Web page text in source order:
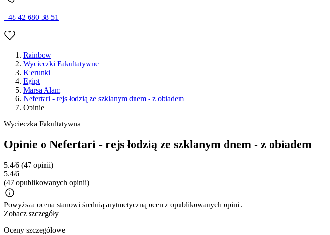
+48 42 680 38 51
Rainbow
Wycieczki Fakultatywne
Kierunki
Egipt
Marsa Alam
Nefertari - rejs łodzią ze szklanym dnem - z obiadem
Opinie
Wycieczka Fakultatywna
Opinie o Nefertari - rejs łodzią ze szklanym dnem - z obiadem
5.4/6 (47 opinii)
5.4/6
(47 opublikowanych opinii)
Powyższa ocena stanowi średnią arytmetyczną ocen z opublikowanych opinii.
Zobacz szczegóły
Oceny szczegółowe